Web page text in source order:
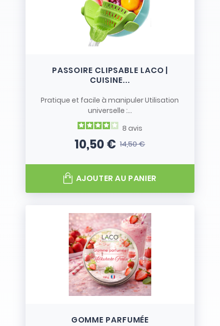
PASSOIRE CLIPSABLE LACO |
CUISINE...
Pratique et facile à manipuler Utilisation
universelle :...
8 avis
Prix
10,50 €Prix de base
14,50 €
AJOUTER AU PANIER
GOMME PARFUMÉE